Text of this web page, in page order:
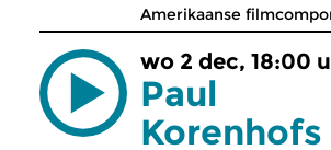
Amerikaanse
wo 2 dec, 18:00
Paul
Korenhofs